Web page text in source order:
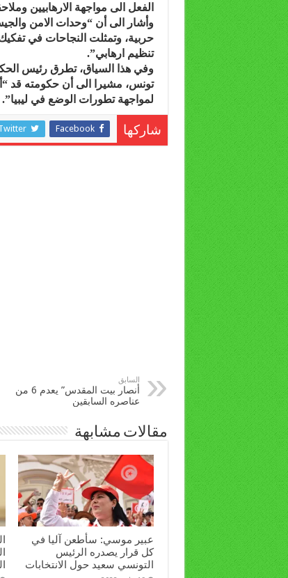
الفعل الى مواجهة الارهابيين
وأشار الى أن “وحدات الامن
تنظيم ارهابي”.
وفي هذا السياق، تطرق رئيس
تونس، مشيرا الى أن حكومته قد
لمواجهة تطورات الوضع في ليبيا”.
شاركها Facebook
السابق
أنصار بيت المقدس” يعدم 6 من
عناصره السابقين
مقالات مشابهة
عبير موسي: سأطعن آليا في
كل قرار يصدره الرئيس
التونسي سعيد حول الانتخابات